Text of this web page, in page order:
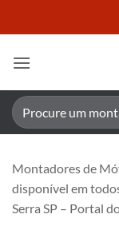
Pesquisar
por:
Montadores de
disponível em
Serra SP – Portal